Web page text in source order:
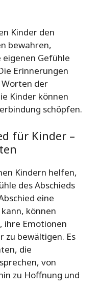
Kinder den
bewahren,
Gefühle
Erinnerungen
Worten der
Kinder können
schöpfen.
für Kinder –
Kindern helfen,
des Abschieds
eine
können
ihre Emotionen
zu bewältigen. Es
die
von
zu Hoffnung und